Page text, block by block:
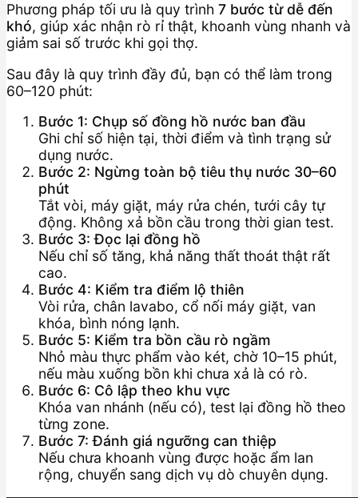
Phương pháp tối ưu là quy trình 7 bước từ dễ đến
khó, giúp xác nhận rò rỉ thật, khoanh vùng nhanh và
giảm sai số trước khi gọi thợ.
Sau đây là quy trình đầy đủ, bạn có thể làm trong
60–120 phút:
Bước 1: Chụp số đồng hồ nước ban đầu
Ghi chỉ số hiện tại, thời điểm và tình trạng sử
dụng nước.
Bước 2: Ngừng toàn bộ tiêu thụ nước 30–60
phút
Tắt vòi, máy giặt, máy rửa chén, tưới cây tự
động. Không xả bồn cầu trong thời gian test.
Bước 3: Đọc lại đồng hồ
Nếu chỉ số tăng, khả năng thất thoát thật rất
cao.
Bước 4: Kiểm tra điểm lộ thiên
Vòi rửa, chân lavabo, cổ nối máy giặt, van
khóa, bình nóng lạnh.
Bước 5: Kiểm tra bồn cầu rò ngầm
Nhỏ màu thực phẩm vào két, chờ 10–15 phút,
nếu màu xuống bồn khi chưa xả là có rò.
Bước 6: Cô lập theo khu vực
Khóa van nhánh (nếu có), test lại đồng hồ theo
từng zone.
Bước 7: Đánh giá ngưỡng can thiệp
Nếu chưa khoanh vùng được hoặc ẩm lan
rộng, chuyển sang dịch vụ dò chuyên dụng.